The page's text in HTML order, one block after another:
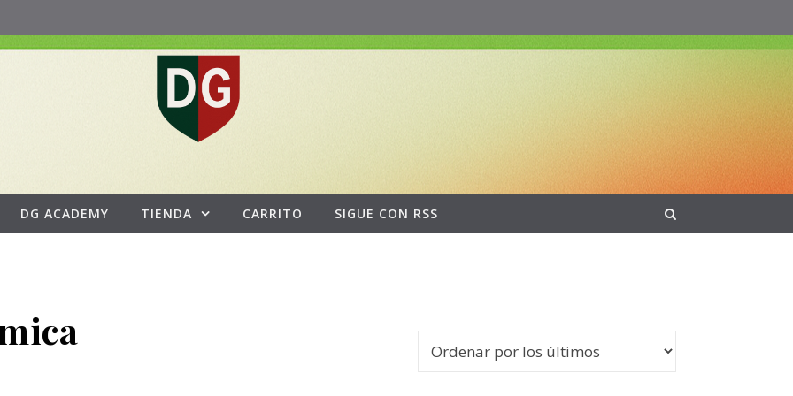
DG ACADEMY TIENDA CARRITO SIGUE CON RSS